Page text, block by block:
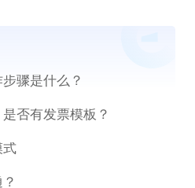
骤是什么？
否有发票模板？
式